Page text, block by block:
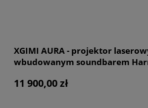
XGIMI AURA - projektor
wbudowanym soundbarem
11 900,00 zł